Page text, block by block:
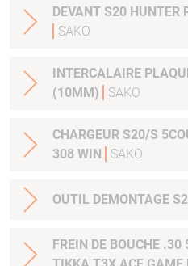
DEVANT S20 HUNTER
SAKO
INTERCALAIRE
(10MM)
SAKO
CHARGEUR S20/S
308 WIN
SAKO
OUTIL
FREIN DE BOUCHE